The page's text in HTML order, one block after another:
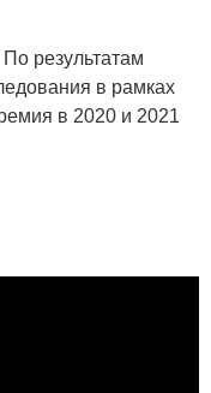
результатам
в рамках
в 2020 и 2021